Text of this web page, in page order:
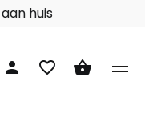
huis
person favorite_border shopping_basket